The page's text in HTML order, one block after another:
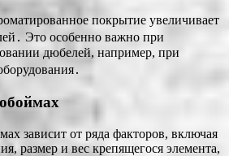
покрытие увеличивает
Это особенно важно при
дюбелей, например, при
зависит от ряда факторов, включая
размер и вес крепящегося элемента,